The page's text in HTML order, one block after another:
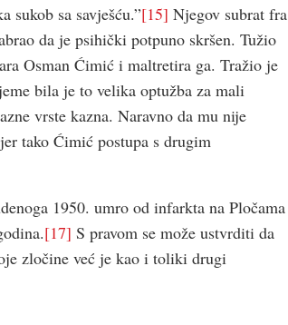
sa savješću.”[15] Njegov subrat fra
da je psihički potpuno skršen. Tužio
Osman Ćimić i maltretira ga. Tražio je
bila je to velika optužba za mali
vrste kazna. Naravno da mu nije
tako Ćimić postupa s drugim
1950. umro od infarkta na Pločama
[17] S pravom se može ustvrditi da
zločine već je kao i toliki drugi